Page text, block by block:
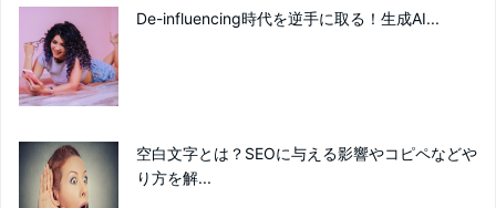
De-influencing時代を逆手に取る！生成AI...
空白文字とは？SEOに与える影響やコピペなどや
り方を解...